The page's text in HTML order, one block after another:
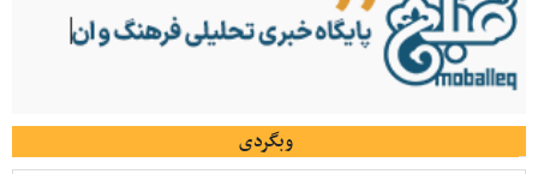
وبگردی